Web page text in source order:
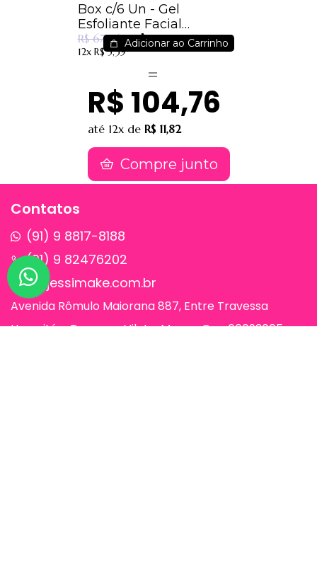
Box c/6 Un - Gel
Esfoliante Facial
Vitamina C -
Dermachem
R$ 67,86 R$ 47,81
12x R$ 5,39
Adicionar ao Carrinho
R$ 104,76
até 12x de R$ 11,82
Compre junto
Contatos
(91) 9 8817-8188
(91) 9 82476202
sac@jessimake.com.br
Avenida Rômulo Maiorana 887, Entre Travessa
Humaitá e Travessa Vileta, Marco, Cep 66093005,